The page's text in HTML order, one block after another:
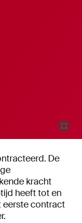
De
kracht
heeft tot en
eerste contract